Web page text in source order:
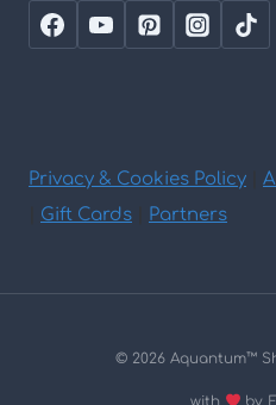
Privacy & Cookies Policy
Gift Cards Partners
© 2026 Aquantum™
with by